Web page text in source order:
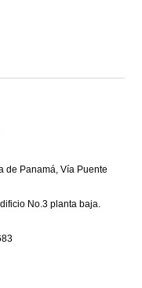
de Panamá, Vía Puente
No.3 planta baja.